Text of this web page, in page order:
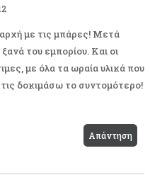
αρχή με τις μπάρες! Μετά
του εμπορίου. Και οι
με όλα τα ωραία υλικά που
δοκιμάσω το συντομότερο!
Απάντηση